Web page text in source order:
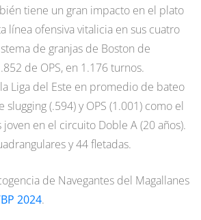
tiene un gran impacto en el plato
línea ofensiva vitalicia en sus cuatro
de granjas de Boston de
de OPS, en 1.176 turnos.
Liga del Este en promedio de bateo
(.594) y OPS (1.001) como el
en el circuito Doble A (20 años).
y 44 fletadas.
de Navegantes del Magallanes
2024.